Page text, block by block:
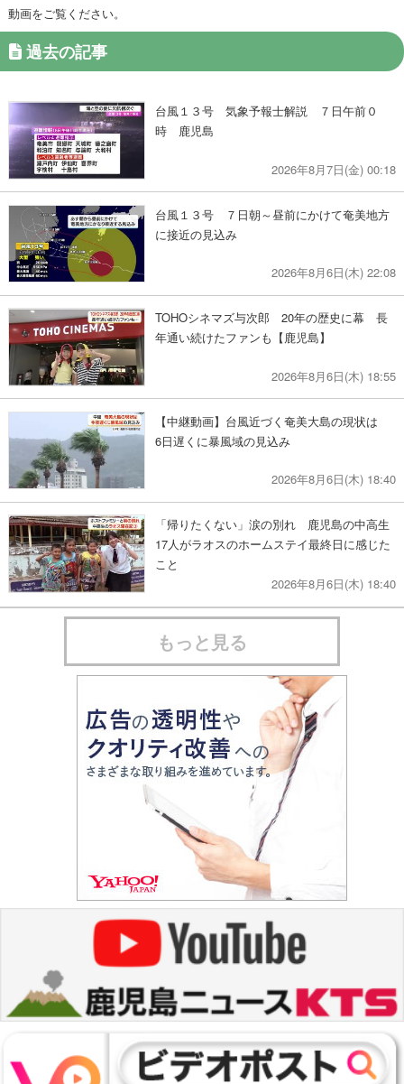
動画をご覧ください。
過去の記事
台風１３号 気象予報士解説 ７日午前０
時 鹿児島
2026年8月7日(金) 00:18
台風１３号 ７日朝～昼前にかけて奄美地方
に接近の見込み
2026年8月6日(木) 22:08
TOHOシネマズ与次郎 20年の歴史に幕 長
年通い続けたファンも【鹿児島】
2026年8月6日(木) 18:55
【中継動画】台風近づく奄美大島の現状は
6日遅くに暴風域の見込み
2026年8月6日(木) 18:40
「帰りたくない」涙の別れ 鹿児島の中高生
17人がラオスのホームステイ最終日に感じた
こと
2026年8月6日(木) 18:40
もっと見る